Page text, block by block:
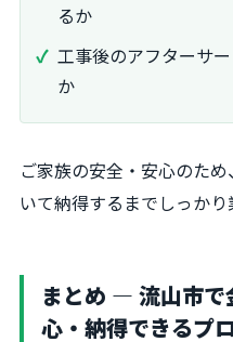
るか
工事後のアフターサ
か
ご家族の安全・安心のた
いて納得するまでしっかり
まとめ ― 流山市で
心・納得できるプ